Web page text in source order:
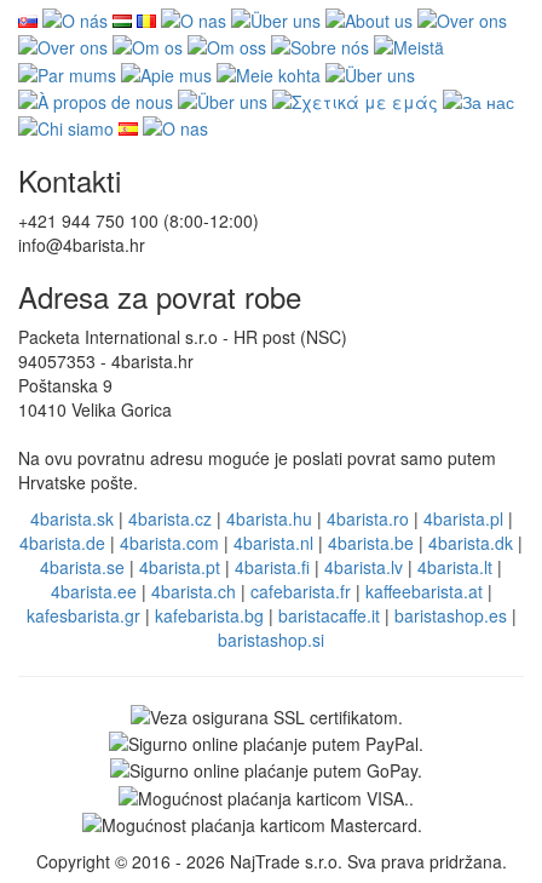
Kontakti
+421 944 750 100 (8:00-12:00)
info@4barista.hr
Adresa za povrat robe
Packeta International s.r.o - HR post (NSC)
94057353 - 4barista.hr
Poštanska 9
10410 Velika Gorica
Na ovu povratnu adresu moguće je poslati povrat samo putem
Hrvatske pošte.
4barista.sk| 4barista.cz| 4barista.hu | 4barista.ro | 4barista.pl |
4barista.de | 4barista.com | 4barista.nl | 4barista.be | 4barista.dk |
4barista.se | 4barista.pt | 4barista.fi | 4barista.lv | 4barista.lt |
4barista.ee| 4barista.ch | cafebarista.fr| kaffeebarista.at|
kafesbarista.gr| kafebarista.bg | baristacaffe.it| baristashop.es|
baristashop.si
Copyright © 2016 - 2026 NajTrade s.r.o. Sva prava pridržana.